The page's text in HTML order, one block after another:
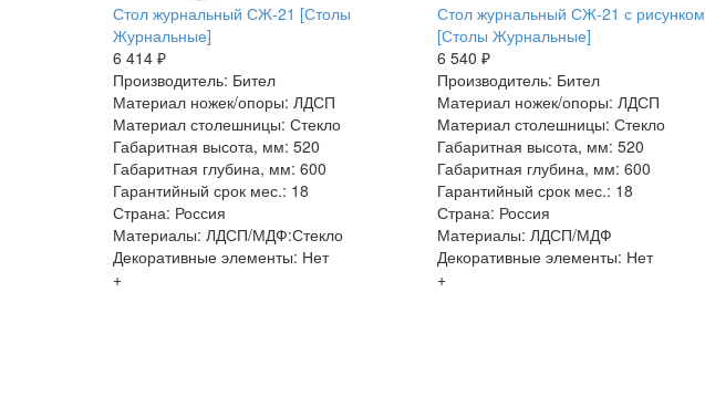
Стол журнальный СЖ-21 [Столы
Журнальные]
6 414 ₽
Производитель: Бител
Материал ножек/опоры: ЛДСП
Материал столешницы: Стекло
Габаритная высота, мм: 520
Габаритная глубина, мм: 600
Гарантийный срок мес.: 18
Страна: Россия
Материалы: ЛДСП/МДФ:Стекло
Декоративные элементы: Нет
+
Стол журнальный СЖ-21 с рисунком
[Столы Журнальные]
6 540 ₽
Производитель: Бител
Материал ножек/опоры: ЛДСП
Материал столешницы: Стекло
Габаритная высота, мм: 520
Габаритная глубина, мм: 600
Гарантийный срок мес.: 18
Страна: Россия
Материалы: ЛДСП/МДФ
Декоративные элементы: Нет
+